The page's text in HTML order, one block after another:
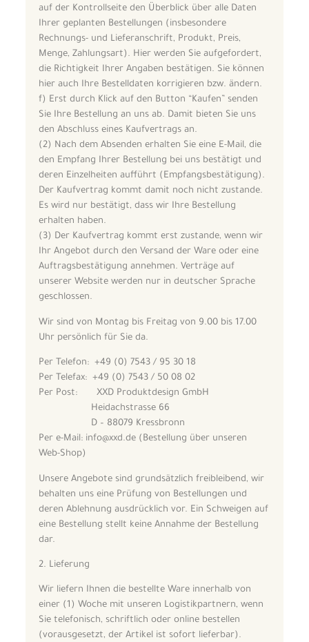
auf der Kontrollseite den Überblick über alle Daten
Ihrer geplanten Bestellungen (insbesondere
Rechnungs- und Lieferanschrift, Produkt, Preis,
Menge, Zahlungsart). Hier werden Sie aufgefordert,
die Richtigkeit Ihrer Angaben bestätigen. Sie können
hier auch Ihre Bestelldaten korrigieren bzw. ändern.
f) Erst durch Klick auf den Button “Kaufen” senden
Sie Ihre Bestellung an uns ab. Damit bieten Sie uns
den Abschluss eines Kaufvertrags an.
(2) Nach dem Absenden erhalten Sie eine E-Mail, die
den Empfang Ihrer Bestellung bei uns bestätigt und
deren Einzelheiten aufführt (Empfangsbestätigung).
Der Kaufvertrag kommt damit noch nicht zustande.
Es wird nur bestätigt, dass wir Ihre Bestellung
erhalten haben.
(3) Der Kaufvertrag kommt erst zustande, wenn wir
Ihr Angebot durch den Versand der Ware oder eine
Auftragsbestätigung annehmen. Verträge auf
unserer Website werden nur in deutscher Sprache
geschlossen.
Wir sind von Montag bis Freitag von 9.00 bis 17.00
Uhr persönlich für Sie da.
Per Telefon: +49 (0) 7543 / 95 30 18
Per Telefax: +49 (0) 7543 / 50 08 02
Per Post: XXD Produktdesign GmbH
Heidachstrasse 66
D – 88079 Kressbronn
Per e-Mail: info@xxd.de (Bestellung über unseren
Web-Shop)
Unsere Angebote sind grundsätzlich freibleibend, wir
behalten uns eine Prüfung von Bestellungen und
deren Ablehnung ausdrücklich vor. Ein Schweigen auf
eine Bestellung stellt keine Annahme der Bestellung
dar.
2. Lieferung
Wir liefern Ihnen die bestellte Ware innerhalb von
einer (1) Woche mit unseren Logistikpartnern, wenn
Sie telefonisch, schriftlich oder online bestellen
(vorausgesetzt, der Artikel ist sofort lieferbar).